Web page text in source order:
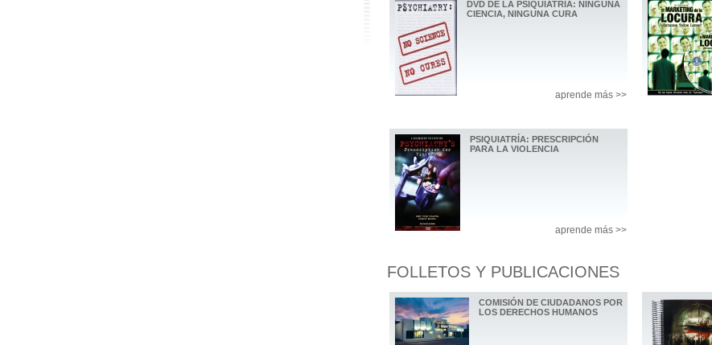
DVD DE LA PSIQUIATRÍA: NINGUNA
CIENCIA, NINGUNA CURA
aprende más >>
PSIQUIATRÍA: PRESCRIPCIÓN
PARA LA VIOLENCIA
aprende más >>
FOLLETOS Y PUBLICACIONES
COMISIÓN DE CIUDADANOS POR
LOS DERECHOS HUMANOS